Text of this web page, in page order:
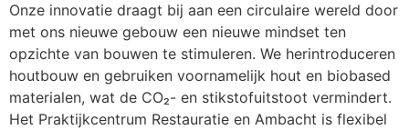
Onze innovatie draagt bij aan een circulaire wereld door
met ons nieuwe gebouw een nieuwe mindset ten
opzichte van bouwen te stimuleren. We herintroduceren
houtbouw en gebruiken voornamelijk hout en biobased
materialen, wat de CO₂- en stikstofuitstoot vermindert.
Het Praktijkcentrum Restauratie en Ambacht is flexibel